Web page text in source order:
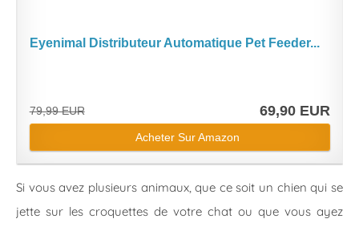
Eyenimal Distributeur Automatique Pet Feeder...
79,99 EUR 69,90 EUR
Acheter Sur Amazon
Si vous avez plusieurs animaux, que ce soit un chien qui se
jette sur les croquettes de votre chat ou que vous ayez